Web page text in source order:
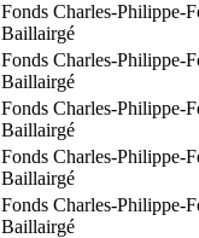
Fonds Charles-Philippe-
Baillairgé
Fonds Charles-Philippe-
Baillairgé
Fonds Charles-Philippe-
Baillairgé
Fonds Charles-Philippe-
Baillairgé
Fonds Charles-Philippe-
Baillairgé